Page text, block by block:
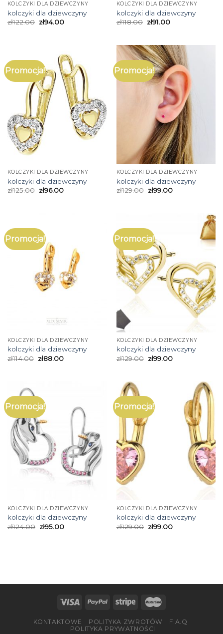
KOLCZYKI DLA DZIEWCZYNY
kolczyki dla dziewczyny
zł122.00 zł94.00
KOLCZYKI DLA DZIEWCZYNY
kolczyki dla dziewczyny
zł118.00 zł91.00
Promocja!
KOLCZYKI DLA DZIEWCZYNY
kolczyki dla dziewczyny
zł125.00 zł96.00
Promocja!
KOLCZYKI DLA DZIEWCZYNY
kolczyki dla dziewczyny
zł129.00 zł99.00
Promocja!
KOLCZYKI DLA DZIEWCZYNY
kolczyki dla dziewczyny
zł114.00 zł88.00
Promocja!
KOLCZYKI DLA DZIEWCZYNY
kolczyki dla dziewczyny
zł129.00 zł99.00
Promocja!
KOLCZYKI DLA DZIEWCZYNY
kolczyki dla dziewczyny
zł124.00 zł95.00
Promocja!
KOLCZYKI DLA DZIEWCZYNY
kolczyki dla dziewczyny
zł129.00 zł99.00
KONTAKTOWE POLITYKA ZWROTÓW
F.A.Q
POLITYKA PRYWATNOŚCI